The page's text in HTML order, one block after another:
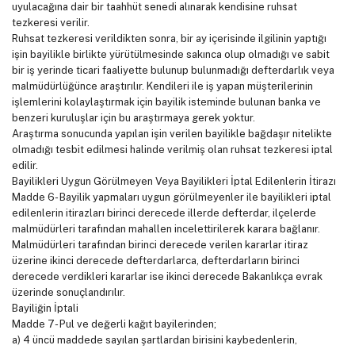
uyulacağına dair bir taahhüt senedi alınarak kendisine ruhsat
tezkeresi verilir.
Ruhsat tezkeresi verildikten sonra, bir ay içerisinde ilgilinin yaptığı
işin bayilikle birlikte yürütülmesinde sakınca olup olmadığı ve sabit
bir iş yerinde ticari faaliyette bulunup bulunmadığı defterdarlık veya
malmüdürlüğünce araştırılır. Kendileri ile iş yapan müşterilerinin
işlemlerini kolaylaştırmak için bayilik isteminde bulunan banka ve
benzeri kuruluşlar için bu araştırmaya gerek yoktur.
Araştırma sonucunda yapılan işin verilen bayilikle bağdaşır nitelikte
olmadığı tesbit edilmesi halinde verilmiş olan ruhsat tezkeresi iptal
edilir.
Bayilikleri Uygun Görülmeyen Veya Bayilikleri İptal Edilenlerin İtirazı
Madde 6- Bayilik yapmaları uygun görülmeyenler ile bayilikleri iptal
edilenlerin itirazları birinci derecede illerde defterdar, ilçelerde
malmüdürleri tarafından mahallen incelettirilerek karara bağlanır.
Malmüdürleri tarafından birinci derecede verilen kararlar itiraz
üzerine ikinci derecede defterdarlarca, defterdarların birinci
derecede verdikleri kararlar ise ikinci derecede Bakanlıkça evrak
üzerinde sonuçlandırılır.
Bayiliğin İptali
Madde 7- Pul ve değerli kağıt bayilerinden;
a) 4 üncü maddede sayılan şartlardan birisini kaybedenlerin,